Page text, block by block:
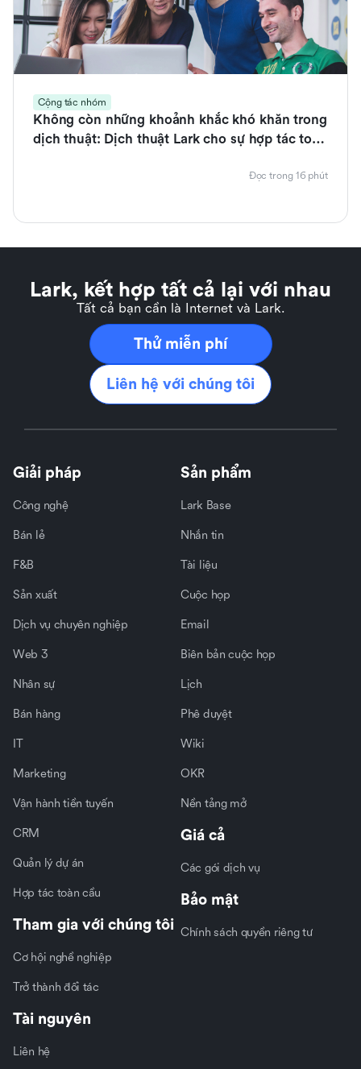
Cộng tác nhóm
Không còn những khoảnh khắc khó khăn trong
dịch thuật: Dịch thuật Lark cho sự hợp tác toàn
Đọc trong 16 phút
Lark, kết hợp tất cả lại với nhau
Tất cả bạn cần là Internet và Lark.
Thử miễn phí
Liên hệ với chúng tôi
Giải pháp
Công nghệ
Bán lẻ
F&B
Sản xuất
Dịch vụ chuyên nghiệp
Web 3
Nhân sự
Bán hàng
IT
Marketing
Vận hành tiền tuyến
CRM
Quản lý dự án
Hợp tác toàn cầu
Tham gia với chúng tôi
Cơ hội nghề nghiệp
Trở thành đối tác
Tài nguyên
Liên hệ
Sản phẩm
Lark Base
Nhắn tin
Tài liệu
Cuộc họp
Email
Biên bản cuộc họp
Lịch
Phê duyệt
Wiki
OKR
Nền tảng mở
Giá cả
Các gói dịch vụ
Bảo mật
Chính sách quyền riêng tư